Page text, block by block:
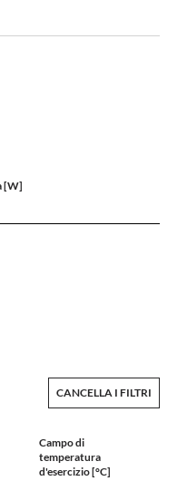
[W]
CANCELLA I FILTRI
Campo di
temperatura
d'esercizio [°C]